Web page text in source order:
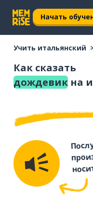
Начать
Учить итальянский
Как сказать
дождевик на